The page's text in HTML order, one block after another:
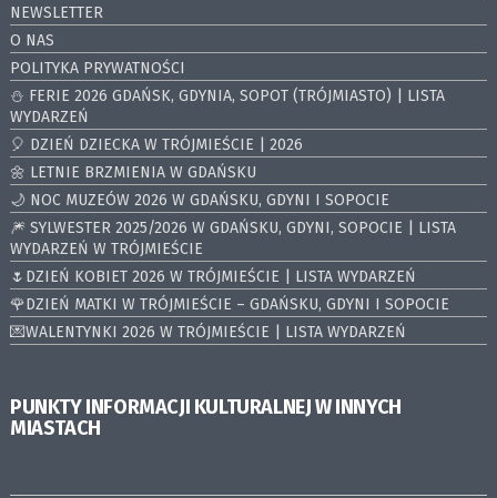
NEWSLETTER
O NAS
POLITYKA PRYWATNOŚCI
⛄️ FERIE 2026 GDAŃSK, GDYNIA, SOPOT (TRÓJMIASTO) | LISTA
WYDARZEŃ
🎈 DZIEŃ DZIECKA W TRÓJMIEŚCIE | 2026
🌼 LETNIE BRZMIENIA W GDAŃSKU
🌙 NOC MUZEÓW 2026 W GDAŃSKU, GDYNI I SOPOCIE
🎆 SYLWESTER 2025/2026 W GDAŃSKU, GDYNI, SOPOCIE | LISTA
WYDARZEŃ W TRÓJMIEŚCIE
🌷DZIEŃ KOBIET 2026 W TRÓJMIEŚCIE | LISTA WYDARZEŃ
🌹DZIEŃ MATKI W TRÓJMIEŚCIE – GDAŃSKU, GDYNI I SOPOCIE
💌WALENTYNKI 2026 W TRÓJMIEŚCIE | LISTA WYDARZEŃ
PUNKTY INFORMACJI KULTURALNEJ W INNYCH
MIASTACH